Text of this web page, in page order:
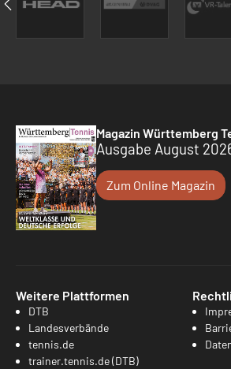
Magazin Württemberg
Ausgabe August
Zum Online Magazin
Weitere Plattformen
DTB
Landesverbände
tennis.de
trainer.tennis.de (DTB)